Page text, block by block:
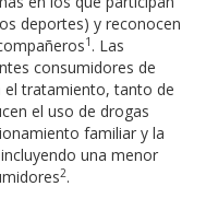
deportes) y reconocen
1 . Las
consumidores de
tratamiento, tanto de
el uso de drogas
familiar y la
una menor
2.